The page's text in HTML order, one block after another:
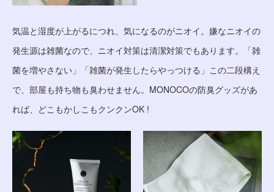
気温と湿度が上がるにつれ、気になるのがニオイ。嫌なニオイの
発生源は雑菌なので、ニオイ対策は清潔対策でもあります。「雑
菌を増やさない」「雑菌が発生したらやっつける」この二段構え
で、部屋も持ち物も臭わせません。MONOCOの防臭グッズがあ
れば、どこもかしこもクンクンOK !